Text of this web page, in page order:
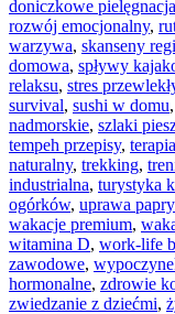
doniczkowe pielęgnacja
rozwój emocjonalny,
warzywa, skanseny
domowa, spływy
relaksu, stres
survival, sushi w domu,
nadmorskie, szlaki
tempeh przepisy,
naturalny, trekking,
industrialna, turystyka
ogórków, uprawa
wakacje premium,
witamina D, work-life
zawodowe,
hormonalne, zdrowie
zwiedzanie z dziećmi,